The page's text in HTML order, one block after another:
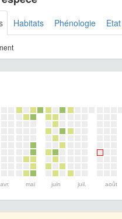
Habitats Phénologie
avr. mai juin juil. août